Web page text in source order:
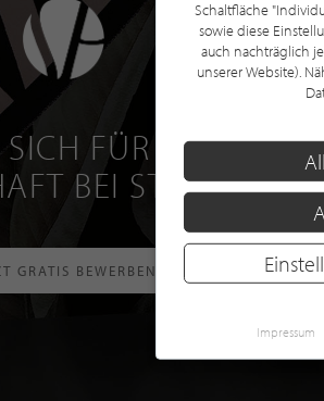
SICH FÜR EINE
BEI
GRATIS BEWERBEN
Schaltfläche
sowie diese
auch nachträglich
unserer Website).
Impressum